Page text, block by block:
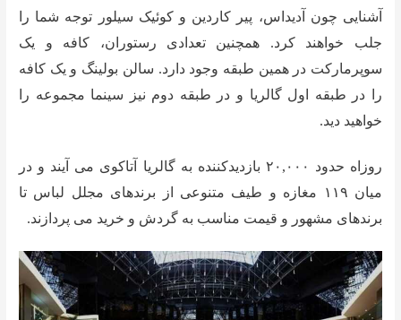
آشنایی چون آدیداس، پیر کاردین و کوئیک سیلور توجه شما را
جلب خواهند کرد. همچنین تعدادی رستوران، کافه و یک
سوپرمارکت در همین طبقه وجود دارد. سالن بولینگ و یک کافه
را در طبقه اول گالریا و در طبقه دوم نیز سینما مجموعه را
خواهید دید.
روزاه حدود ۲۰,۰۰۰ بازدیدکننده به گالریا آتاکوی می آیند و در
میان ۱۱۹ مغازه و طیف متنوعی از برندهای مجلل لباس تا
برندهای مشهور و قیمت مناسب به گردش و خرید می پردازند.